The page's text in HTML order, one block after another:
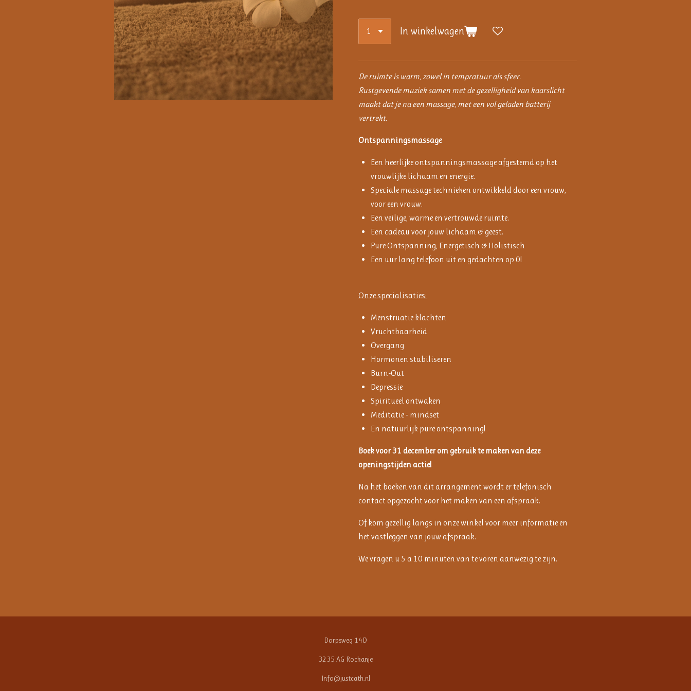
In winkelwagen
De ruimte is warm, zowel in tempratuur als sfeer.
Rustgevende muziek samen met de gezelligheid van kaarslicht
maakt dat je na een massage, met een vol geladen batterij
vertrekt.
Ontspanningsmassage
Een heerlijke ontspanningsmassage afgestemd op het
vrouwlijke lichaam en energie.
Speciale massage technieken ontwikkeld door een vrouw,
voor een vrouw.
Een veilige, warme en vertrouwde ruimte.
Een cadeau voor jouw lichaam & geest.
Pure Ontspanning, Energetisch & Holistisch
Een uur lang telefoon uit en gedachten op 0!
Onze specialisaties:
Menstruatie klachten
Vruchtbaarheid
Overgang
Hormonen stabiliseren
Burn-Out
Depressie
Spiritueel ontwaken
Meditatie - mindset
En natuurlijk pure ontspanning!
Boek voor 31 december om gebruik te maken van deze
openingstijden actie!
Na het boeken van dit arrangement wordt er telefonisch
contact opgezocht voor het maken van een afspraak.
Of kom gezellig langs in onze winkel voor meer informatie en
het vastleggen van jouw afspraak.
We vragen u 5 a 10 minuten van te voren aanwezig te zijn.
Dorpsweg 14D
3235 AG Rockanje
Info@justcath.nl